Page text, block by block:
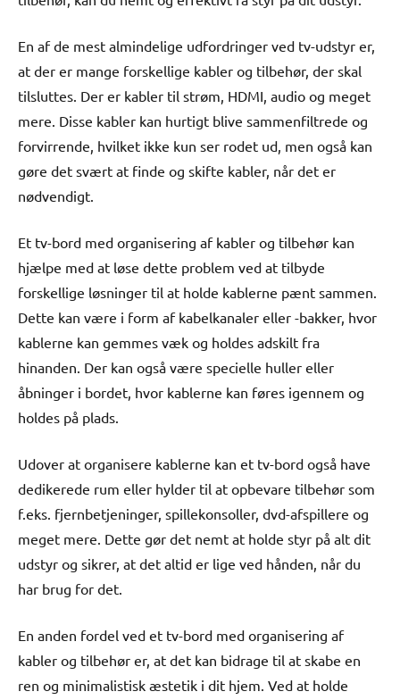
En af de mest almindelige udfordringer ved tv-udstyr er,
at der er mange forskellige kabler og tilbehør, der skal
tilsluttes. Der er kabler til strøm, HDMI, audio og meget
mere. Disse kabler kan hurtigt blive sammenfiltrede og
forvirrende, hvilket ikke kun ser rodet ud, men også kan
gøre det svært at finde og skifte kabler, når det er
nødvendigt.
Et tv-bord med organisering af kabler og tilbehør kan
hjælpe med at løse dette problem ved at tilbyde
forskellige løsninger til at holde kablerne pænt sammen.
Dette kan være i form af kabelkanaler eller -bakker, hvor
kablerne kan gemmes væk og holdes adskilt fra
hinanden. Der kan også være specielle huller eller
åbninger i bordet, hvor kablerne kan føres igennem og
holdes på plads.
Udover at organisere kablerne kan et tv-bord også have
dedikerede rum eller hylder til at opbevare tilbehør som
f.eks. fjernbetjeninger, spillekonsoller, dvd-afspillere og
meget mere. Dette gør det nemt at holde styr på alt dit
udstyr og sikrer, at det altid er lige ved hånden, når du
har brug for det.
En anden fordel ved et tv-bord med organisering af
kabler og tilbehør er, at det kan bidrage til at skabe en
ren og minimalistisk æstetik i dit hjem. Ved at holde